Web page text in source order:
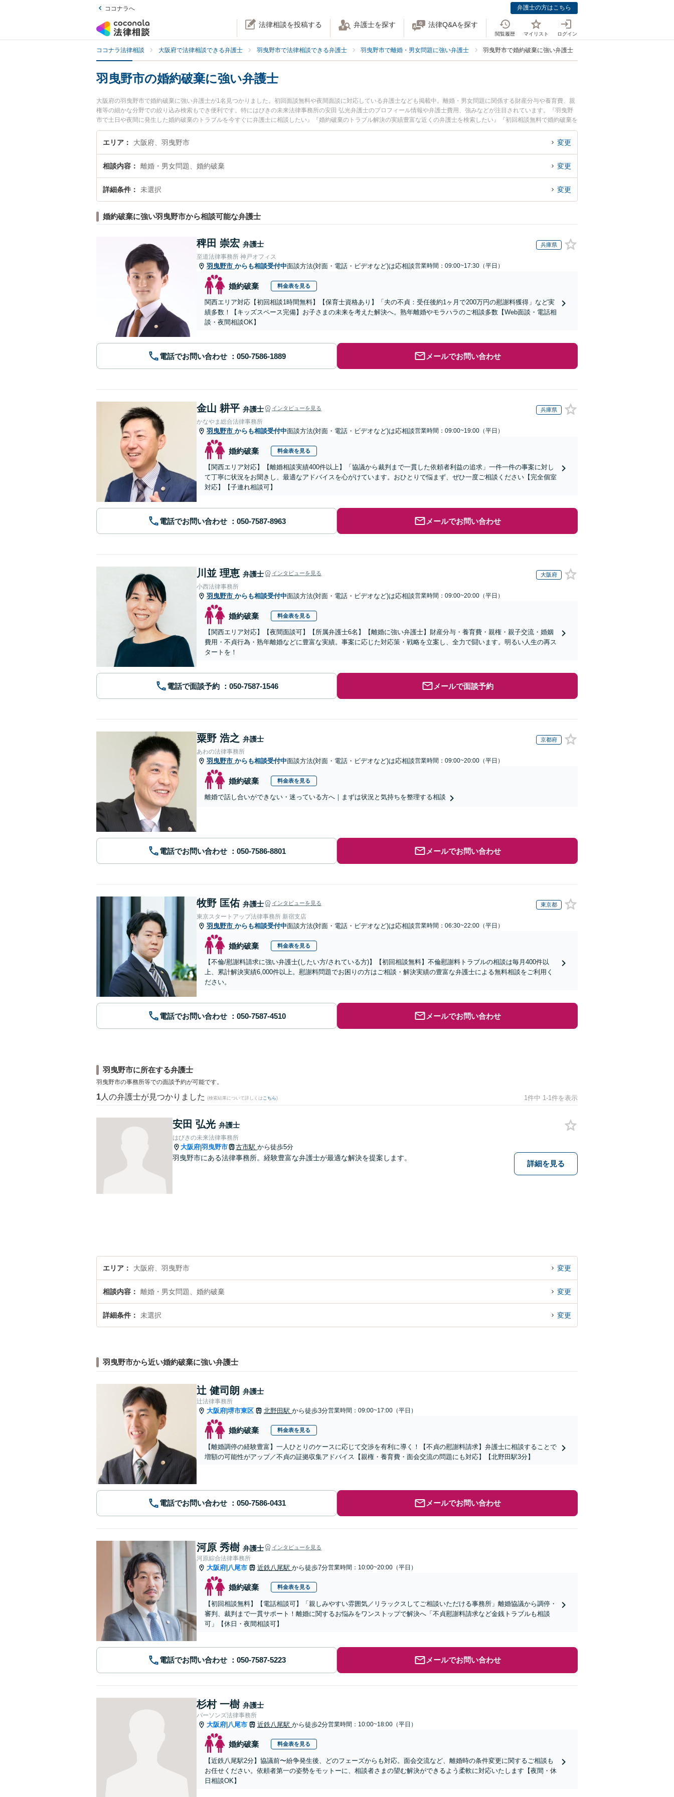
ココナラへ 弁護士の方はこちら
法律相談を投稿する 弁護士を探す 法律Q&Aを探す
閲覧履歴 マイリスト ログイン
ココナラ法律相談 大阪府で法律相談できる弁護士 羽曳野市で法律相談できる弁護士 羽曳野市で離婚・男女問題に強い弁護士 羽曳野市で婚約破棄に強い弁護士
羽曳野市の婚約破棄に強い弁護士
大阪府の羽曳野市で婚約破棄に強い弁護士が1名見つかりました。初回面談無料や夜間面談に対応している弁護士なども掲載中。離婚・男女問題に関係する財産分与や養育費、親
権等の細かな分野での絞り込み検索もでき便利です。特にはびきの未来法律事務所の安田 弘光弁護士のプロフィール情報や弁護士費用、強みなどが注目されています。『羽曳野
市で土日や夜間に発生した婚約破棄のトラブルを今すぐに弁護士に相談したい』『婚約破棄のトラブル解決の実績豊富な近くの弁護士を検索したい』『初回相談無料で婚約破棄を
法律相談できる羽曳野市内の弁護士に相談予約したい』などでお困りの相談者さんにおすすめです。
エリア 大阪府、羽曳野市 変更
相談内容 離婚・男女問題、婚約破棄 変更
詳細条件 未選択 変更
婚約破棄に強い羽曳野市から相談可能な弁護士
稗田 崇宏 弁護士 兵庫県
至道法律事務所 神戸オフィス
羽曳野市 からも相談受付中面談方法(対面・電話・ビデオなど)は応相談営業時間：09:00~17:30（平日）
婚約破棄 料金表を見る
関西エリア対応【初回相談1時間無料】【保育士資格あり】「夫の不貞：受任後約1ヶ月で200万円の慰謝料獲得」など実
績多数！【キッズスペース完備】お子さまの未来を考えた解決へ。熟年離婚やモラハラのご相談多数【Web面談・電話相
談・夜間相談OK】
電話でお問い合わせ メールでお問い合わせ
金山 耕平 弁護士 インタビューを見る 兵庫県
かなやま総合法律事務所
羽曳野市 からも相談受付中面談方法(対面・電話・ビデオなど)は応相談営業時間：09:00~19:00（平日）
婚約破棄 料金表を見る
【関西エリア対応】【離婚相談実績400件以上】「協議から裁判まで一貫した依頼者利益の追求」一件一件の事案に対し
て丁寧に状況をお聞きし、最適なアドバイスを心がけています。おひとりで悩まず、ぜひ一度ご相談ください【完全個室
対応】【子連れ相談可】
電話でお問い合わせ メールでお問い合わせ
川並 理恵 弁護士 インタビューを見る 大阪府
小西法律事務所
羽曳野市 からも相談受付中面談方法(対面・電話・ビデオなど)は応相談営業時間：09:00~20:00（平日）
婚約破棄 料金表を見る
【関西エリア対応】【夜間面談可】【所属弁護士6名】【離婚に強い弁護士】財産分与・養育費・親権・親子交流・婚姻
費用・不貞行為・熟年離婚などに豊富な実績。事案に応じた対応策・戦略を立案し、全力で闘います。明るい人生の再ス
タートを！
電話で面談予約 メールで面談予約
粟野 浩之 弁護士 京都府
あわの法律事務所
羽曳野市 からも相談受付中面談方法(対面・電話・ビデオなど)は応相談営業時間：09:00~20:00（平日）
婚約破棄 料金表を見る
離婚で話し合いができない・迷っている方へ｜まずは状況と気持ちを整理する相談
電話でお問い合わせ メールでお問い合わせ
牧野 匡佑 弁護士 インタビューを見る 東京都
東京スタートアップ法律事務所 新宿支店
羽曳野市 からも相談受付中面談方法(対面・電話・ビデオなど)は応相談営業時間：06:30~22:00（平日）
婚約破棄 料金表を見る
【不倫/慰謝料請求に強い弁護士(したい方/されている方)】【初回相談無料】不倫慰謝料トラブルの相談は毎月400件以
上、累計解決実績6,000件以上。慰謝料問題でお困りの方はご相談・解決実績の豊富な弁護士による無料相談をご利用く
ださい。
電話でお問い合わせ メールでお問い合わせ
羽曳野市に所在する弁護士
羽曳野市の事務所等での面談予約が可能です。
1 人の弁護士が見つかりました (検索結果について詳しくは こちら) 1件中 1-1件を表示
安田 弘光 弁護士
はびきの未来法律事務所
大阪府|羽曳野市 古市駅 から徒歩5分
羽曳野市にある法律事務所。経験豊富な弁護士が最適な解決を提案します。
詳細を見る
エリア 大阪府、羽曳野市 変更
相談内容 離婚・男女問題、婚約破棄 変更
詳細条件 未選択 変更
羽曳野市から近い婚約破棄に強い弁護士
辻 健司朗 弁護士
辻法律事務所
大阪府 堺市東区 北野田駅 から徒歩3分営業時間：09:00~17:00（平日）
婚約破棄 料金表を見る
【離婚調停の経験豊富】一人ひとりのケースに応じて交渉を有利に導く！【不貞の慰謝料請求】弁護士に相談することで
増額の可能性がアップ／不貞の証拠収集アドバイス【親権・養育費・面会交流の問題にも対応】【北野田駅3分】
電話でお問い合わせ メールでお問い合わせ
河原 秀樹 弁護士 インタビューを見る
河原綜合法律事務所
大阪府 八尾市 近鉄八尾駅 から徒歩7分営業時間：10:00~20:00（平日）
婚約破棄 料金表を見る
【初回相談無料】【電話相談可】「親しみやすい雰囲気／リラックスしてご相談いただける事務所」離婚協議から調停・
審判、裁判まで一貫サポート！離婚に関するお悩みをワンストップで解決へ「不貞慰謝料請求など金銭トラブルも相談
可」【休日・夜間相談可】
電話でお問い合わせ メールでお問い合わせ
杉村 一樹 弁護士
パーソンズ法律事務所
大阪府 八尾市 近鉄八尾駅 から徒歩2分営業時間：10:00~18:00（平日）
婚約破棄 料金表を見る
【近鉄八尾駅2分】協議前〜紛争発生後、どのフェーズからも対応。面会交流など、離婚時の条件変更に関するご相談も
お任せください。依頼者第一の姿勢をモットーに、相談者さまの望む解決ができるよう柔軟に対応いたします【夜間・休
日相談OK】